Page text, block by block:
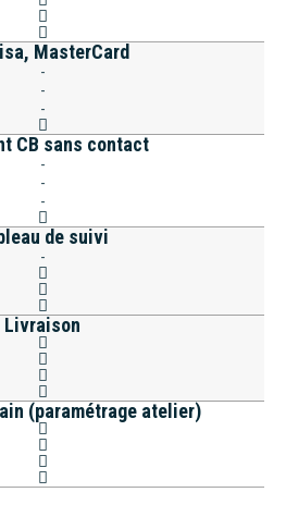
MasterCard
-
-
-
CB sans contact
-
-
-
de suivi
-
Livraison
(paramétrage atelier)